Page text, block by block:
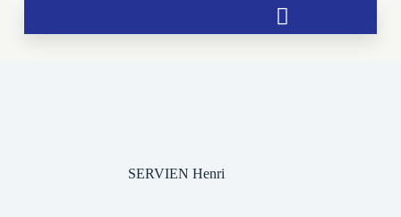
SERVIEN Henri